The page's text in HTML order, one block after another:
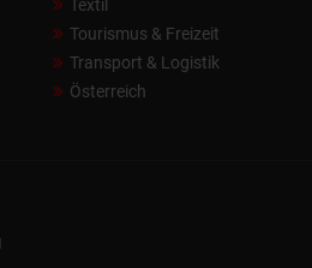
Textil
Tourismus & Freizeit
Transport & Logistik
Österreich